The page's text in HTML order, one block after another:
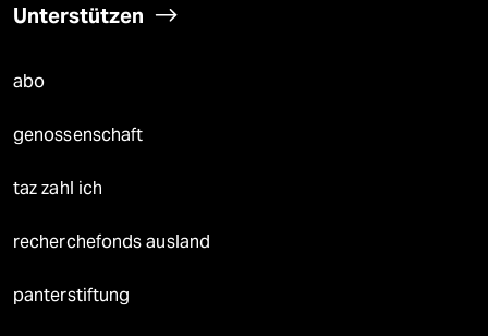
Unterstützen
abo
genossenschaft
taz zahl ich
recherchefonds ausland
panterstiftung